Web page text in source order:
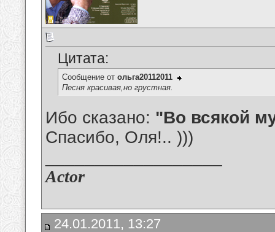
Цитата:
Сообщение от ольга20112011
Песня красивая,но грустная.
Ибо сказано: "Во всякой
Спасибо, Оля!.. )))
Actor
24.01.2011, 13:27